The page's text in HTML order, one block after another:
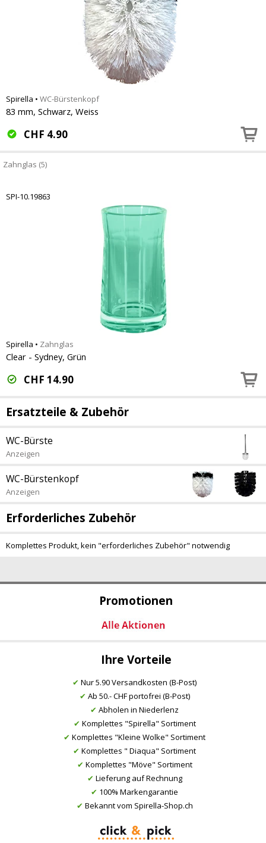
Promotionen
Ihre Vorteile
✔ Nur 5.90 Versandkosten (B-Post)
✔ Ab 50.- CHF portofrei (B-Post)
✔ Abholen in Niederlenz
✔ Komplettes "Spirella" Sortiment
✔ Komplettes "Kleine Wolke" Sortiment
✔ Komplettes " Diaqua" Sortiment
✔ Komplettes "Möve" Sortiment
✔ Lieferung auf Rechnung
✔ 100% Markengarantie
✔ Bekannt vom Spirella-Shop.ch
Spirella • WC-Bürstenkopf
83 mm, Schwarz, Weiss
CHF 4.90
Zahnglas (5)
SPI-10.19863
Spirella • Zahnglas
Clear - Sydney, Grün
CHF 14.90
Ersatzteile & Zubehör
WC-Bürste
Anzeigen
WC-Bürstenkopf
Anzeigen
Erforderliches Zubehör
Komplettes Produkt, kein "erforderliches Zubehör" notwendig